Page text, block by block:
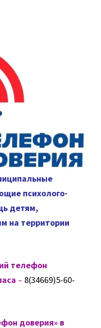
психолого-
детям,
на территории
телефон
– 8(34669)5-60-
доверия» в